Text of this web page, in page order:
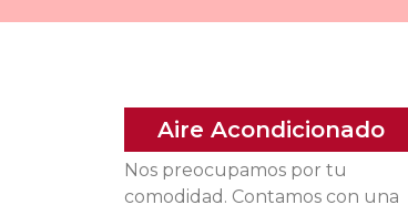
Aire Acondicionado
Nos preocupamos por tu
comodidad. Contamos con una